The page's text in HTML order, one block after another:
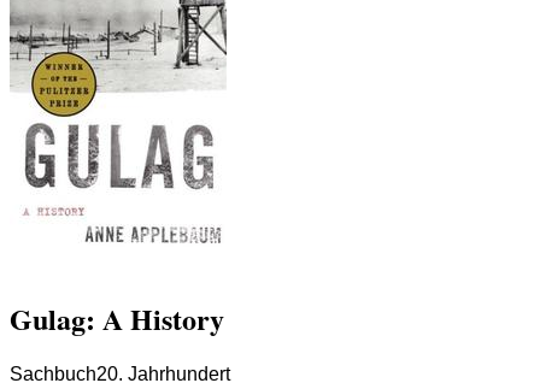
Gulag: A History
Sachbuch20. Jahrhundert